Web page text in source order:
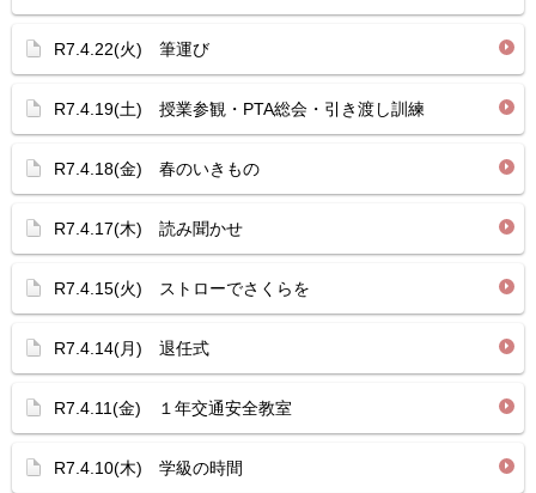
R7.4.22(火) 筆運び
R7.4.19(土) 授業参観・PTA総会・引き渡し訓練
R7.4.18(金) 春のいきもの
R7.4.17(木) 読み聞かせ
R7.4.15(火) ストローでさくらを
R7.4.14(月) 退任式
R7.4.11(金) １年交通安全教室
R7.4.10(木) 学級の時間